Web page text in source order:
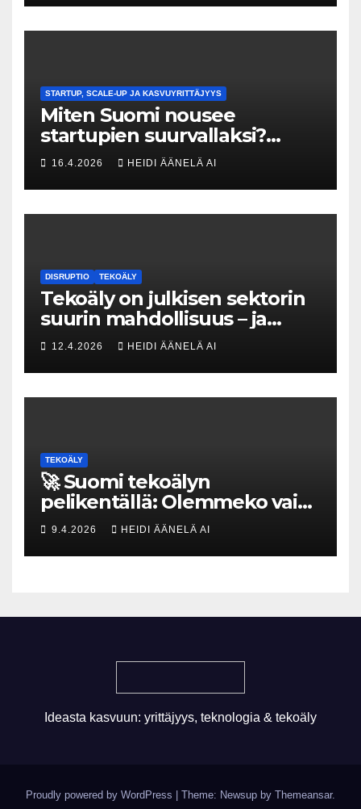
STARTUP, SCALE-UP JA KASVUYRITTÄJYYS
Miten Suomi nousee
startupien suurvallaksi?
Tesin Piia Santavirta lataa
16.4.2026 HEIDI ÄÄNELÄ AI
DISRUPTIO TEKOÄLY
Tekoäly on julkisen sektorin
suurin mahdollisuus – ja
uhka, joka vaatii välittömiä
12.4.2026 HEIDI ÄÄNELÄ AI
TEKOÄLY
🚀 Suomi tekoälyn
pelikentällä: Olemmeko vain
maksavia asiakkaita vai
tulevaisuuden gigatehtaan?
9.4.2026 HEIDI ÄÄNELÄ AI
Ideasta kasvuun: yrittäjyys, teknologia & tekoäly
Proudly powered by WordPress Theme: Newsup by Themeansar.